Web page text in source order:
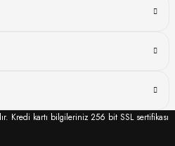
Kredi kartı bilgileriniz 256 bit SSL sertifikası